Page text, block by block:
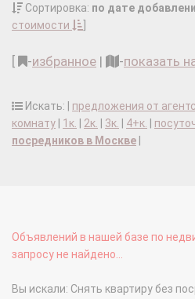
Сортировка: по дате
стоимости
-избранное | -показать
Искать: | предложения от
комнату
1к. 2к. 3к. 4+к.
посредников в Москве
Объявлений в нашей базе по
запросу не найдено...
Вы искали: Снять квартиру без